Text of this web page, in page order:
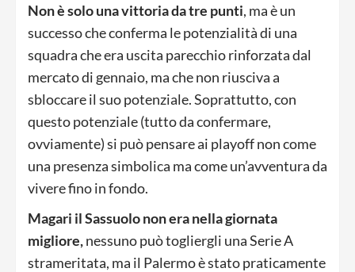
Non è solo una vittoria da tre punti, ma è un
successo che conferma le potenzialità di una
squadra che era uscita parecchio rinforzata dal
mercato di gennaio, ma che non riusciva a
sbloccare il suo potenziale. Soprattutto, con
questo potenziale (tutto da confermare,
ovviamente) si può pensare ai playoff non come
una presenza simbolica ma come un’avventura da
vivere fino in fondo.
Magari il Sassuolo non era nella giornata
migliore,nessuno può togliergli una Serie A
strameritata, ma il Palermo è stato praticamente